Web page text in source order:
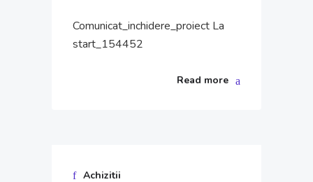
Comunicat_inchidere_proiect La
start_154452
Read more
Achizitii